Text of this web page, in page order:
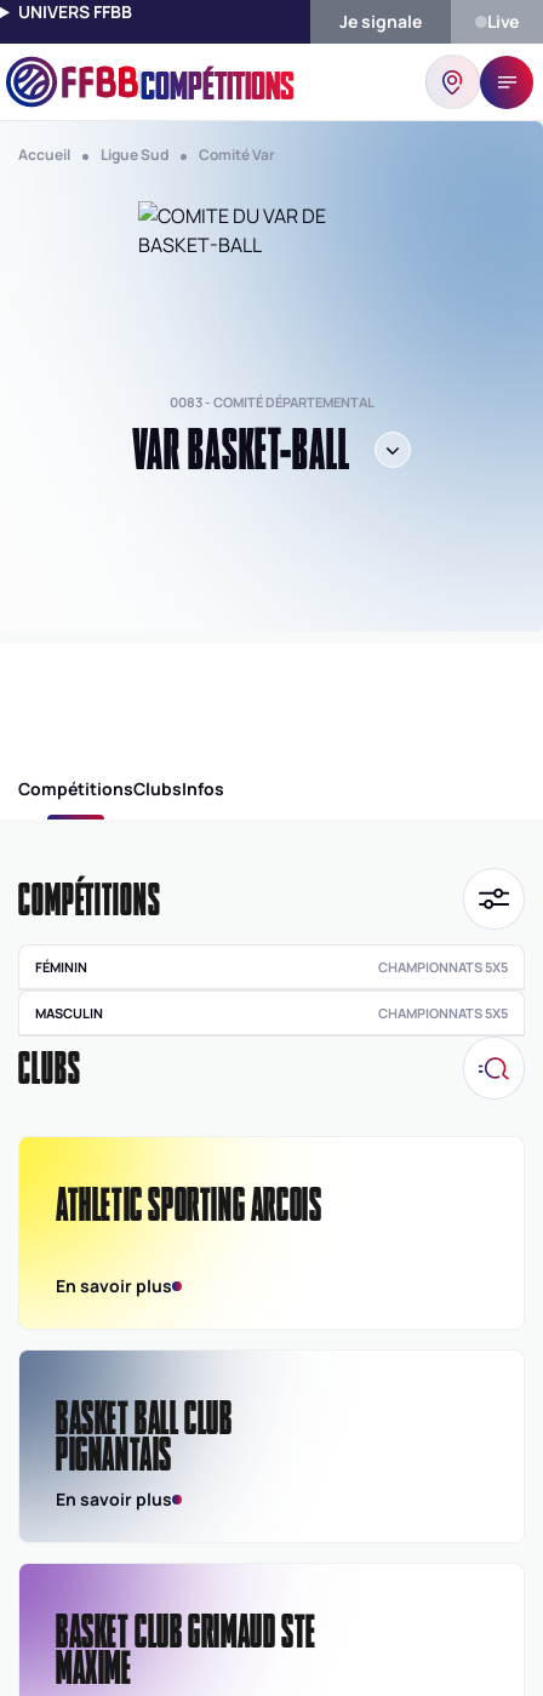
UNIVERS FFBB Je signale Live
COMPÉTITIONS
Accueil Ligue Sud Comité Var
0083 - COMITÉ DÉPARTEMENTAL
VAR BASKET-BALL
CompétitionsClubsInfos
COMPÉTITIONS
FÉMININ CHAMPIONNATS 5X5
féminine
MASCULIN CHAMPIONNATS 5X5
masculine seniors -
CLUBS
ATHLETIC SPORTING ARCOIS
En savoir plus
BASKET BALL CLUB
PIGNANTAIS
En savoir plus
BASKET CLUB GRIMAUD STE
MAXIME